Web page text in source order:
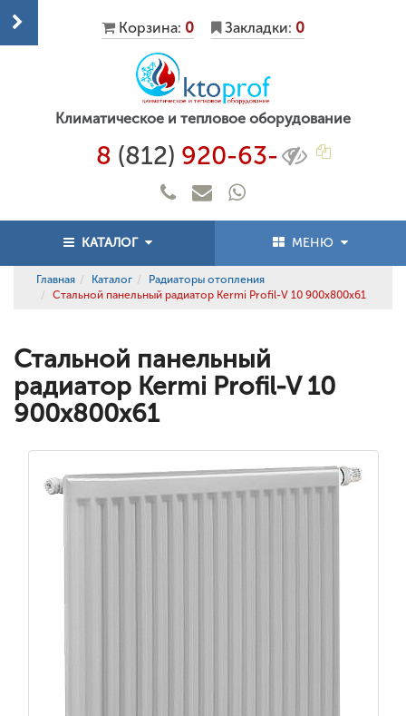
Корзина: 0 Закладки: 0
Климатическое и тепловое оборудование
8 (812) 920-63-
КАТАЛОГ МЕНЮ
Главная Каталог
Радиаторы отопления
Стальной панельный радиатор Kermi Profil-V 10 900x800x61
Стальной панельный
радиатор Kermi Profil-V 10
900x800x61